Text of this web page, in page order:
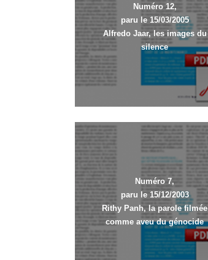
Numéro 12,
paru le 15/03/2005
Alfredo Jaar, les images du
silence
Numéro 7,
paru le 15/12/2003
Rithy Panh, la parole filmée
comme aveu du génocide